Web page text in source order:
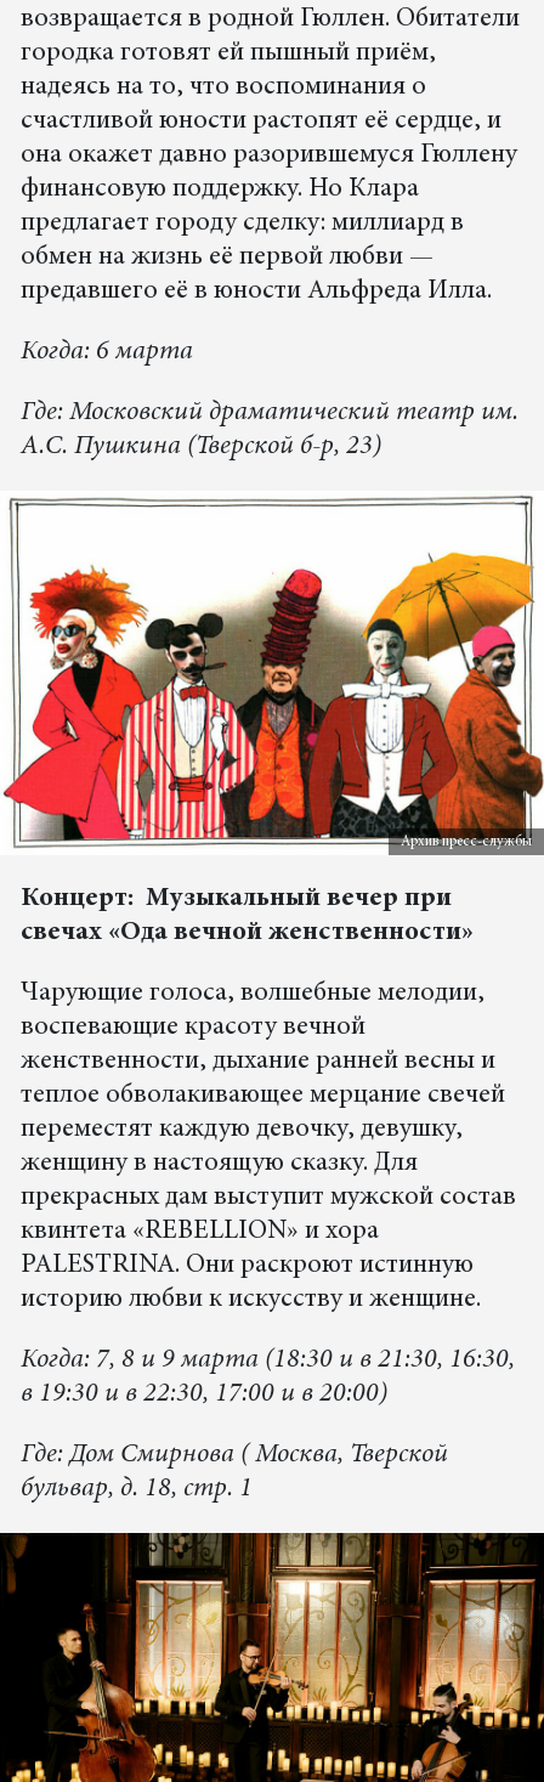
возвращается в родной Гюллен. Обитатели
городка готовят ей пышный приём,
надеясь на то, что воспоминания о
счастливой юности растопят её сердце, и
она окажет давно разорившемуся Гюллену
финансовую поддержку. Но Клара
предлагает городу сделку: миллиард в
обмен на жизнь её первой любви —
предавшего её в юности Альфреда Илла.
Когда: 6 марта
Где: Московский драматический театр им.
А.С. Пушкина (Тверской б-р, 23)
Архив пресс-службы
Концерт: Музыкальный вечер при
свечах «Ода вечной женственности»
Чарующие голоса, волшебные мелодии,
воспевающие красоту вечной
женственности, дыхание ранней весны и
теплое обволакивающее мерцание свечей
переместят каждую девочку, девушку,
женщину в настоящую сказку. Для
прекрасных дам выступит мужской состав
квинтета «REBELLION» и хора
PALESTRINA. Они раскроют истинную
историю любви к искусству и женщине.
Когда: 7, 8 и 9 марта (18:30 и в 21:30, 16:30,
в 19:30 и в 22:30, 17:00 и в 20:00)
Где: Дом Смирнова ( Москва, Тверской
бульвар, д. 18, стр. 1